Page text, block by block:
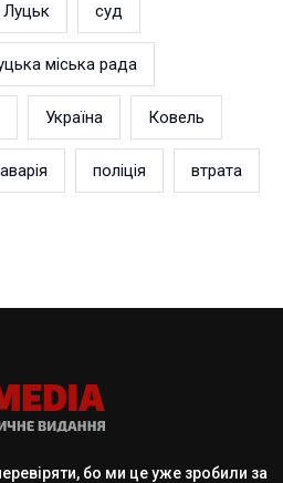
Луцьк суд
міська рада
Україна Ковель
аварія поліція втрата
бо ми це уже зробили за